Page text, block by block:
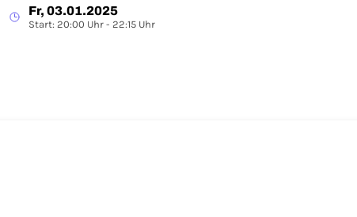
Fr, 03.01.2025
Start: 20:00 Uhr - 22:15 Uhr